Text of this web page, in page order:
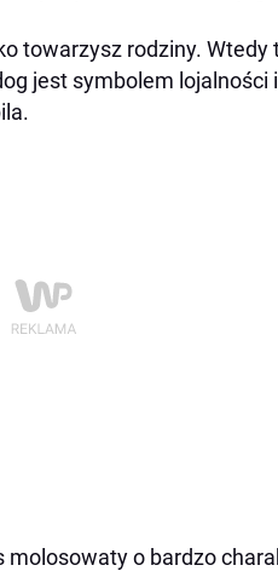
towarzysz rodziny.
jest symbolem lojalności
o bardzo